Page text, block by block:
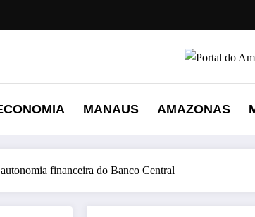
MANAUS AMAZONAS
financeira do Banco Central